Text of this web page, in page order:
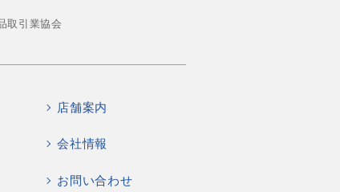
取引業協会
店舗案内
会社情報
お問い合わせ